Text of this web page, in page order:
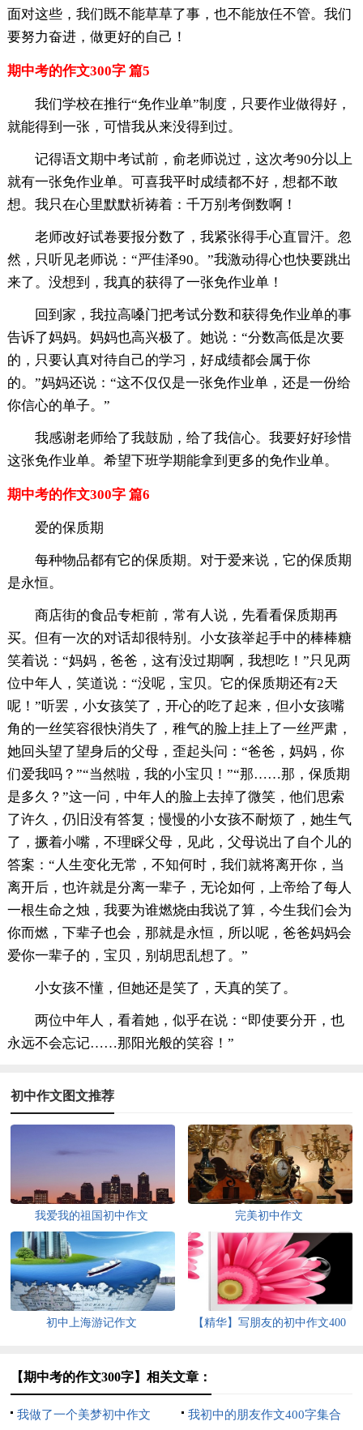
面对这些，我们既不能草草了事，也不能放任不管。我们
要努力奋进，做更好的自己！
期中考的作文300字 篇5
我们学校在推行“免作业单”制度，只要作业做得好，
就能得到一张，可惜我从来没得到过。
记得语文期中考试前，俞老师说过，这次考90分以上
就有一张免作业单。可喜我平时成绩都不好，想都不敢
想。我只在心里默默祈祷着：千万别考倒数啊！
老师改好试卷要报分数了，我紧张得手心直冒汗。忽
然，只听见老师说：“严佳泽90。”我激动得心也快要跳出
来了。没想到，我真的获得了一张免作业单！
回到家，我拉高嗓门把考试分数和获得免作业单的事
告诉了妈妈。妈妈也高兴极了。她说：“分数高低是次要
的，只要认真对待自己的学习，好成绩都会属于你
的。”妈妈还说：“这不仅仅是一张免作业单，还是一份给
你信心的单子。”
我感谢老师给了我鼓励，给了我信心。我要好好珍惜
这张免作业单。希望下班学期能拿到更多的免作业单。
期中考的作文300字 篇6
爱的保质期
每种物品都有它的保质期。对于爱来说，它的保质期
是永恒。
商店街的食品专柜前，常有人说，先看看保质期再
买。但有一次的对话却很特别。小女孩举起手中的棒棒糖
笑着说：“妈妈，爸爸，这有没过期啊，我想吃！”只见两
位中年人，笑道说：“没呢，宝贝。它的保质期还有2天
呢！”听罢，小女孩笑了，开心的吃了起来，但小女孩嘴
角的一丝笑容很快消失了，稚气的脸上挂上了一丝严肃，
她回头望了望身后的父母，歪起头问：“爸爸，妈妈，你
们爱我吗？”“当然啦，我的小宝贝！”“那……那，保质期
是多久？”这一问，中年人的脸上去掉了微笑，他们思索
了许久，仍旧没有答复；慢慢的小女孩不耐烦了，她生气
了，撅着小嘴，不理睬父母，见此，父母说出了自个儿的
答案：“人生变化无常，不知何时，我们就将离开你，当
离开后，也许就是分离一辈子，无论如何，上帝给了每人
一根生命之烛，我要为谁燃烧由我说了算，今生我们会为
你而燃，下辈子也会，那就是永恒，所以呢，爸爸妈妈会
爱你一辈子的，宝贝，别胡思乱想了。”
小女孩不懂，但她还是笑了，天真的笑了。
两位中年人，看着她，似乎在说：“即使要分开，也
永远不会忘记……那阳光般的笑容！”
初中作文图文推荐
我爱我的祖国初中作文 完美初中作文
初中上海游记作文
【精华】写朋友的初中作文400
【期中考的作文300字】相关文章：
我做了一个美梦初中作文 我初中的朋友作文400字集合